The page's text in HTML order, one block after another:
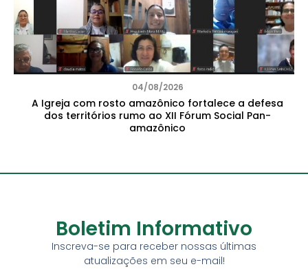
04/08/2026
A Igreja com rosto amazônico fortalece a defesa
dos territórios rumo ao XII Fórum Social Pan-
amazônico
Boletim Informativo
Inscreva-se para receber nossas últimas
atualizações em seu e-mail!